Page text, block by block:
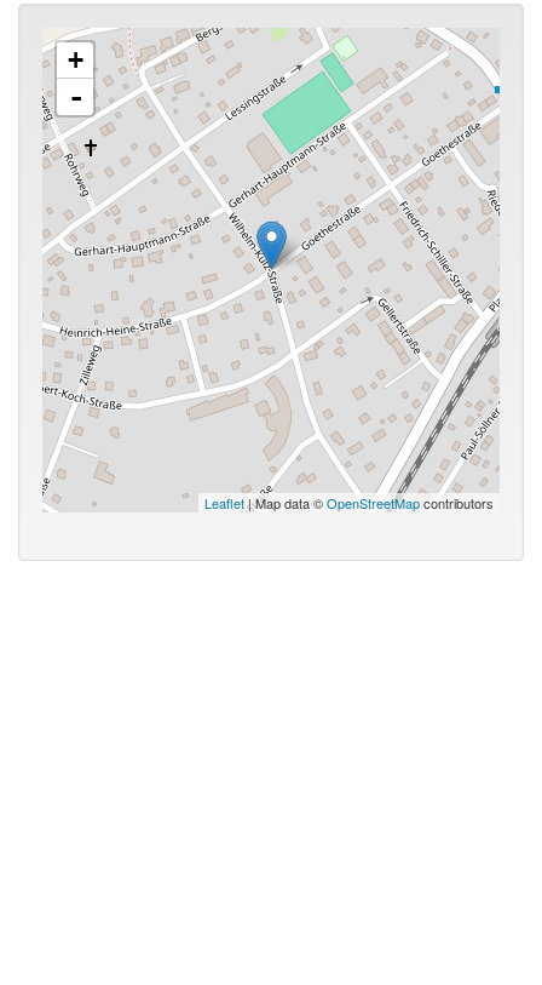
+
-
Leaflet| Map data ©OpenStreetMapcontributors